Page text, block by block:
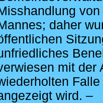
daher
mit der
wird. –